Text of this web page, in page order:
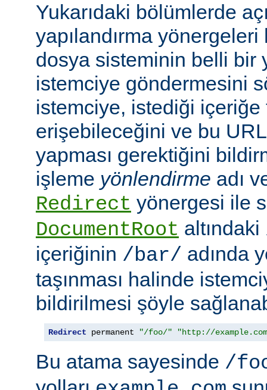
Yukarıdaki bölümlerde
yapılandırma yönergeleri
dosya sisteminin belli bir
istemciye göndermesini
istemciye, istediği içeriğe
erişebileceğini ve bu
yapması gerektiğini
işleme yönlendirme adı
Redirect yönergesi ile
DocumentRoot altındaki
içeriğinin /bar/ adında
taşınması halinde
bildirilmesi şöyle
Redirect permanent "/foo/" "http://
Bu atama sayesinde /